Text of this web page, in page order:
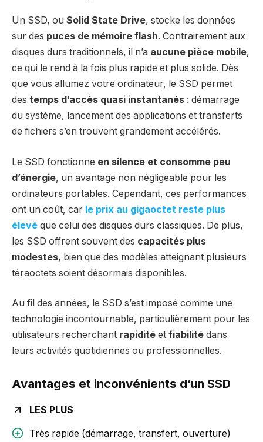
Un SSD, ou Solid State Drive, stocke les données
sur des puces de mémoire flash. Contrairement aux
disques durs traditionnels, il n’a aucune pièce mobile,
ce qui le rend à la fois plus rapide et plus solide. Dès
que vous allumez votre ordinateur, le SSD permet
des temps d’accès quasi instantanés : démarrage
du système, lancement des applications et transferts
de fichiers s’en trouvent grandement accélérés.
Le SSD fonctionne en silence et consomme peu
d’énergie, un avantage non négligeable pour les
ordinateurs portables. Cependant, ces performances
ont un coût, car le prix au gigaoctet reste plus
élevé que celui des disques durs classiques. De plus,
les SSD offrent souvent des capacités plus
modestes, bien que des modèles atteignant plusieurs
téraoctets soient désormais disponibles.
Au fil des années, le SSD s’est imposé comme une
technologie incontournable, particulièrement pour les
utilisateurs recherchant rapidité et fiabilité dans
leurs activités quotidiennes ou professionnelles.
Avantages et inconvénients d’un SSD
LES PLUS
Très rapide (démarrage, transfert, ouverture)